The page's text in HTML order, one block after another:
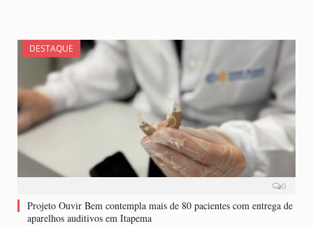
DESTAQUE
0
Projeto Ouvir Bem contempla mais de 80 pacientes com entrega de
aparelhos auditivos em Itapema